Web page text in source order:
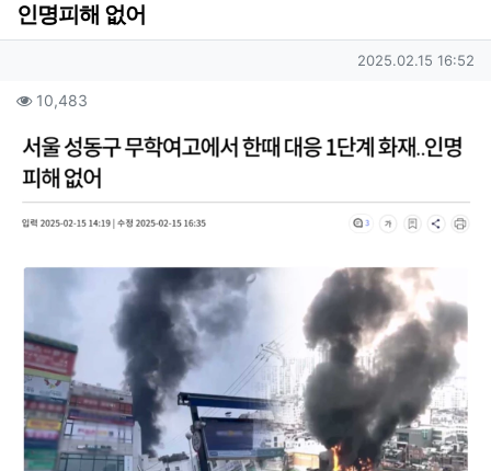
인명피해 없어
작성일
2025.02.15 16:52
컨텐츠 정보
10,483
본문